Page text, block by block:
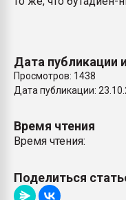
Дата публикации
Просмотров: 1438
Дата публикации:
Время чтения
Время чтения:
Поделиться